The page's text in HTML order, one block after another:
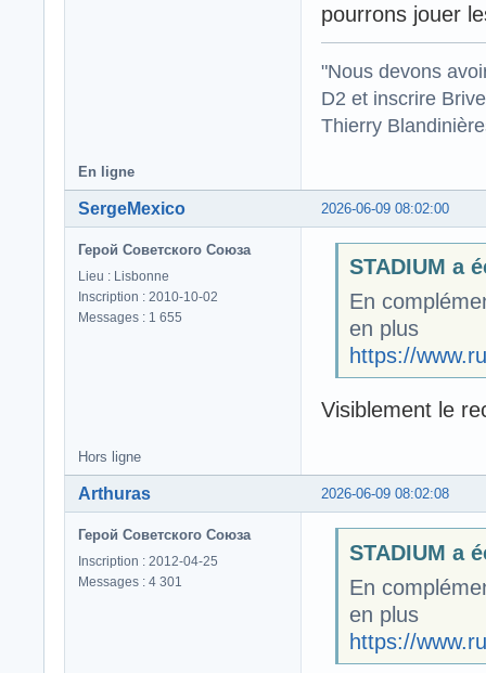
pourrons jouer
"Nous devons
D2 et inscrire
Thierry
En ligne
2026-06-09 08:02:00
SergeMexico
Герой Советского Союза
Lieu : Lisbonne
Inscription : 2010-10-02
Messages : 1 655
STADIUM a
En
en plus
https://
Visiblement le
Hors ligne
2026-06-09 08:02:08
Arthuras
Герой Советского Союза
Inscription : 2012-04-25
Messages : 4 301
STADIUM a
En
en plus
https://